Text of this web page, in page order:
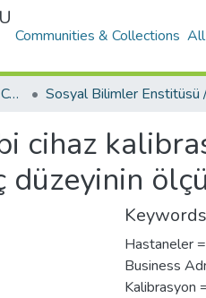
Communities & Collections
Tez Koleksiyonu / Thesis Collection
cihaz
düzeyinin
Keywords
Hastaneler
Business
Kalibrasyon